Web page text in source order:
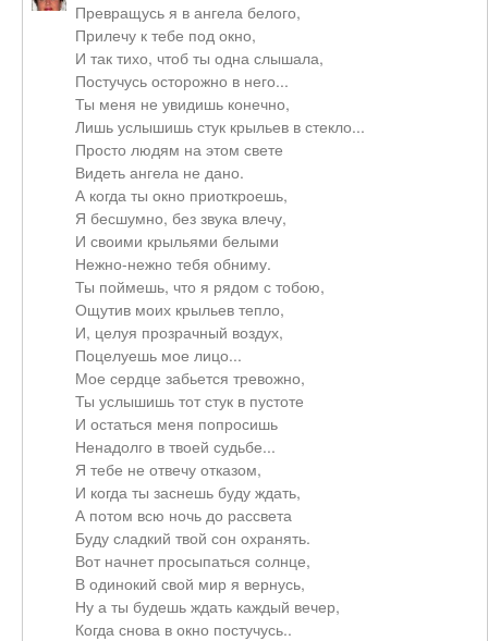
Превращусь я в ангела белого,
Прилечу к тебе под окно,
И так тихо, чтоб ты одна слышала,
Постучусь осторожно в него...
Ты меня не увидишь конечно,
Лишь услышишь стук крыльев в стекло...
Просто людям на этом свете
Видеть ангела не дано.
А когда ты окно приоткроешь,
Я бесшумно, без звука влечу,
И своими крыльями белыми
Нежно-нежно тебя обниму.
Ты поймешь, что я рядом с тобою,
Ощутив моих крыльев тепло,
И, целуя прозрачный воздух,
Поцелуешь мое лицо...
Мое сердце забьется тревожно,
Ты услышишь тот стук в пустоте
И остаться меня попросишь
Ненадолго в твоей судьбе...
Я тебе не отвечу отказом,
И когда ты заснешь буду ждать,
А потом всю ночь до рассвета
Буду сладкий твой сон охранять.
Вот начнет просыпаться солнце,
В одинокий свой мир я вернусь,
Ну а ты будешь ждать каждый вечер,
Когда снова в окно постучусь..